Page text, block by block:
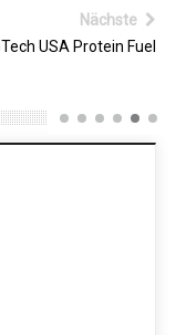
Nächste
USA Protein Fuel